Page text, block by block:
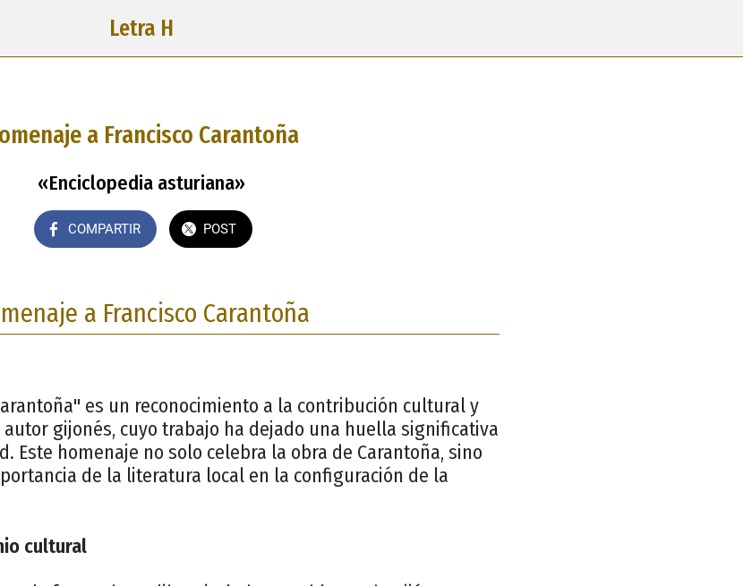
Letra H
a Francisco Carantoña
«Enciclopedia asturiana»
COMPARTIR POST
a Francisco Carantoña
es un reconocimiento a la contribución cultural y
gijonés, cuyo trabajo ha dejado una huella significativa
Este homenaje no solo celebra la obra de Carantoña, sino
de la literatura local en la configuración de la
cultural